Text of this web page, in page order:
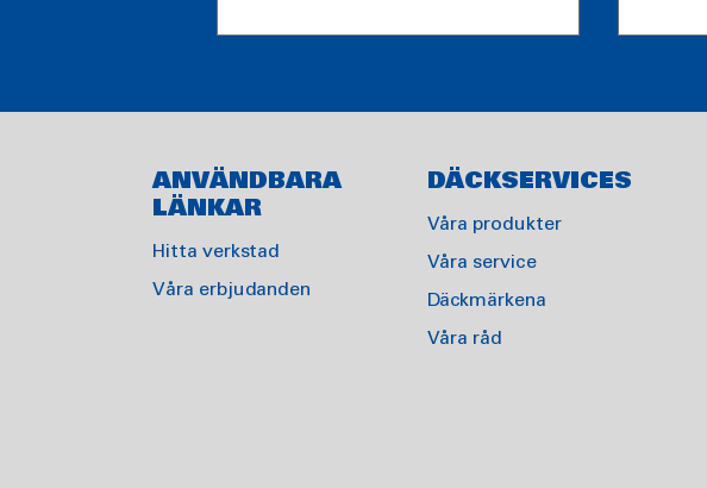
ANVÄNDBARA
LÄNKAR
Hitta verkstad
Våra erbjudanden
DÄCKSERVICES
Våra produkter
Våra service
Däckmärkena
Våra råd